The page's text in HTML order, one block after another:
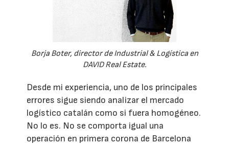
Borja Boter, director de Industrial & Logística en
DAVID Real Estate.
Desde mi experiencia, uno de los principales
errores sigue siendo analizar el mercado
logístico catalán como si fuera homogéneo.
No lo es. No se comporta igual una
operación en primera corona de Barcelona